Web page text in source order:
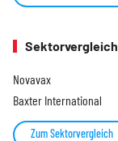
Sektorvergleich
Novavax
Baxter International
Zum Sektorvergleich